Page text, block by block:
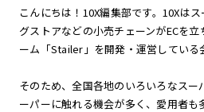
こんにちは！10X編集部です。10Xは
グストアなどの小売チェーンがECを
ーム「Stailer」を開発・運営している
そのため、全国各地のいろいろなスー
ーパーに触れる機会が多く、愛用者も